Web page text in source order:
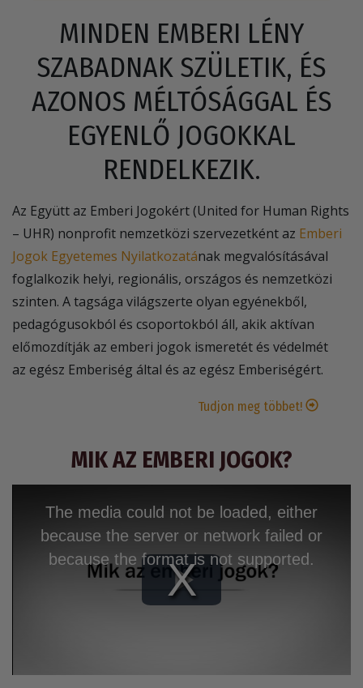
MINDEN EMBERI LÉNY
SZABADNAK SZÜLETIK, ÉS
AZONOS MÉLTÓSÁGGAL ÉS
EGYENLŐ JOGOKKAL
RENDELKEZIK.
Az Együtt az Emberi Jogokért (United for Human Rights
– UHR) nonprofit nemzetközi szervezetként az Emberi
Jogok Egyetemes Nyilatkozatának megvalósításával
foglalkozik helyi, regionális, országos és nemzetközi
szinten. A tagsága világszerte olyan egyénekből,
pedagógusokból és csoportokból áll, akik aktívan
előmozdítják az emberi jogok ismeretét és védelmét
az egész Emberiség által és az egész Emberiségért.
Tudjon meg többet!
MIK AZ EMBERI JOGOK?
Play
The media could not be loaded, either
because the server or network failed or
because the format is not supported.